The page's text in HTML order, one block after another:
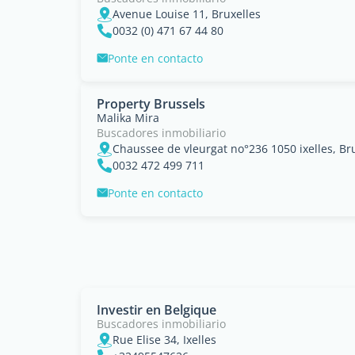
Avenue Louise 11, Bruxelles
0032 (0) 471 67 44 80
Ponte en contacto
Property Brussels
Malika Mira
Buscadores inmobiliario
Chaussee de vleurgat no°236 1050 ixelles,
0032 472 499 711
Ponte en contacto
Investir en Belgique
Buscadores inmobiliario
Rue Elise 34, Ixelles